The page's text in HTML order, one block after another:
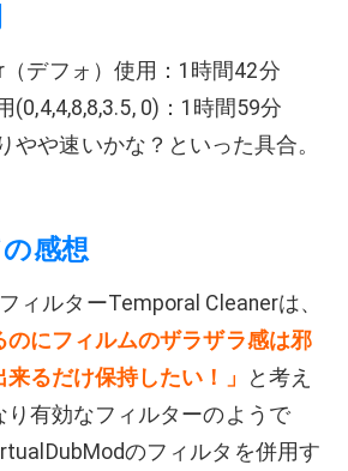
デフォ）使用：1時間42分
(0,4,4,8,8,3.5, 0)：1時間59分
やや速いかな？といった具合。
感想
ィルターTemporal Cleanerは、
のにフィルムのザラザラ感は邪
るだけ保持したい！」
と考え
り有効なフィルターのようで
のフィルタを併用す